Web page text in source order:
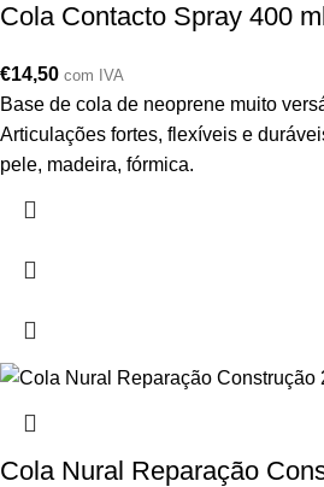
Cola Contacto Spray 400 ml
€14,50 com IVA
Base de cola de neoprene muito
Articulações fortes, flexíveis e
pele, madeira, fórmica.
Cola Nural Reparação